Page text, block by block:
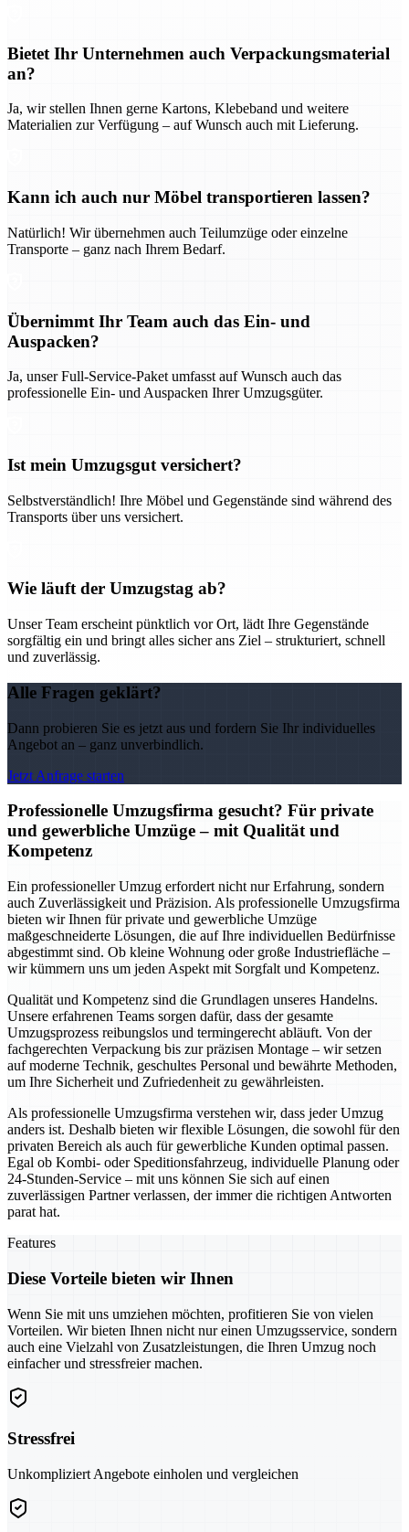
Bietet Ihr Unternehmen auch Verpackungsmaterial
an?
Ja, wir stellen Ihnen gerne Kartons, Klebeband und weitere
Materialien zur Verfügung – auf Wunsch auch mit Lieferung.
Kann ich auch nur Möbel transportieren lassen?
Natürlich! Wir übernehmen auch Teilumzüge oder einzelne
Transporte – ganz nach Ihrem Bedarf.
Übernimmt Ihr Team auch das Ein- und
Auspacken?
Ja, unser Full-Service-Paket umfasst auf Wunsch auch das
professionelle Ein- und Auspacken Ihrer Umzugsgüter.
Ist mein Umzugsgut versichert?
Selbstverständlich! Ihre Möbel und Gegenstände sind während des
Transports über uns versichert.
Wie läuft der Umzugstag ab?
Unser Team erscheint pünktlich vor Ort, lädt Ihre Gegenstände
sorgfältig ein und bringt alles sicher ans Ziel – strukturiert, schnell
und zuverlässig.
Alle Fragen geklärt?
Dann probieren Sie es jetzt aus und fordern Sie Ihr individuelles
Angebot an – ganz unverbindlich.
Jetzt Anfrage starten
Professionelle Umzugsfirma gesucht? Für private
und gewerbliche Umzüge – mit Qualität und
Kompetenz
Ein professioneller Umzug erfordert nicht nur Erfahrung, sondern
auch Zuverlässigkeit und Präzision. Als professionelle Umzugsfirma
bieten wir Ihnen für private und gewerbliche Umzüge
maßgeschneiderte Lösungen, die auf Ihre individuellen Bedürfnisse
abgestimmt sind. Ob kleine Wohnung oder große Industriefläche –
wir kümmern uns um jeden Aspekt mit Sorgfalt und Kompetenz.
Qualität und Kompetenz sind die Grundlagen unseres Handelns.
Unsere erfahrenen Teams sorgen dafür, dass der gesamte
Umzugsprozess reibungslos und termingerecht abläuft. Von der
fachgerechten Verpackung bis zur präzisen Montage – wir setzen
auf moderne Technik, geschultes Personal und bewährte Methoden,
um Ihre Sicherheit und Zufriedenheit zu gewährleisten.
Als professionelle Umzugsfirma verstehen wir, dass jeder Umzug
anders ist. Deshalb bieten wir flexible Lösungen, die sowohl für den
privaten Bereich als auch für gewerbliche Kunden optimal passen.
Egal ob Kombi- oder Speditionsfahrzeug, individuelle Planung oder
24-Stunden-Service – mit uns können Sie sich auf einen
zuverlässigen Partner verlassen, der immer die richtigen Antworten
parat hat.
Features
Diese Vorteile bieten wir Ihnen
Wenn Sie mit uns umziehen möchten, profitieren Sie von vielen
Vorteilen. Wir bieten Ihnen nicht nur einen Umzugsservice, sondern
auch eine Vielzahl von Zusatzleistungen, die Ihren Umzug noch
einfacher und stressfreier machen.
Stressfrei
Unkompliziert Angebote einholen und vergleichen